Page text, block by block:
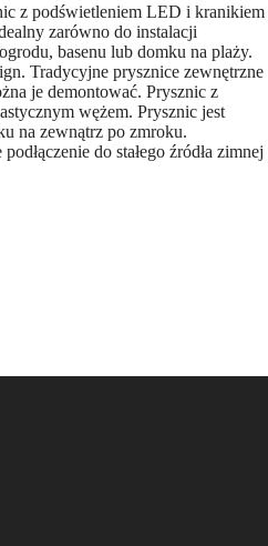
z podświetleniem LED i kranikiem
zarówno do instalacji
basenu lub domku na plaży.
Tradycyjne prysznice zewnętrzne
je demontować. Prysznic z
wężem. Prysznic jest
na zewnątrz po zmroku.
do stałego źródła zimnej